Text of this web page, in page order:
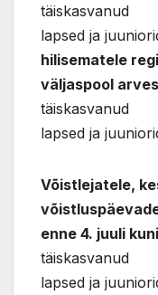
lapsed ja
hilisematele
väljaspool
lapsed ja
Võistlejatele,
enne 4. juuli
täiskasvanud
lapsed ja